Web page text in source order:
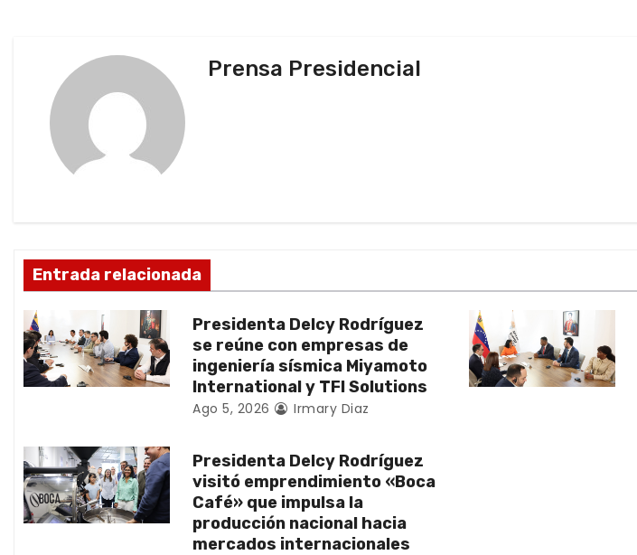
ó
n
d
e
n
t
Prensa Presidencial
Entrada relacionada
Presidenta Delcy Rodríguez
se reúne con empresas de
ingeniería sísmica Miyamoto
International y TFI Solutions
Ago 5, 2026 Irmary Diaz
Presidenta Delcy Rodríguez
visitó emprendimiento «Boca
Café» que impulsa la
producción nacional hacia
mercados internacionales